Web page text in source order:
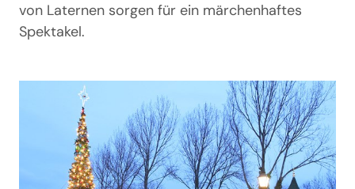
von Laternen sorgen für ein märchenhaftes
Spektakel.